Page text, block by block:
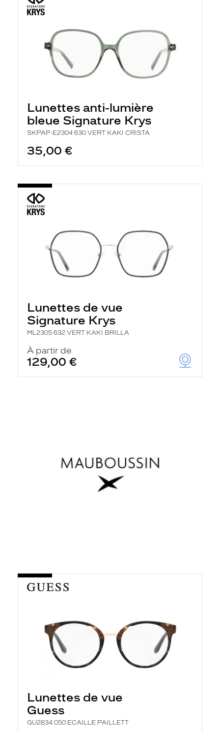
Lunettes anti-lumière
bleue Signature Krys
SKPAP-E2304 630 VERT KAKI CRISTA
35,00 €
Lunettes de vue
Signature Krys
ML2305 632 VERT KAKI BRILLA
À partir de
129,00 €
Lunettes de vue
Guess
GU2834 050 ECAILLE PAILLETT